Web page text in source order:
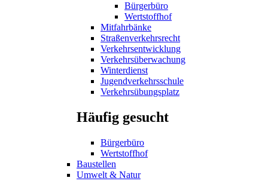
Bürgerbüro
Wertstoffhof
Mitfahrbänke
Straßenverkehrsrecht
Verkehrsentwicklung
Verkehrsüberwachung
Winterdienst
Jugendverkehrsschule
Verkehrsübungsplatz
Häufig gesucht
Bürgerbüro
Wertstoffhof
Baustellen
Umwelt & Natur